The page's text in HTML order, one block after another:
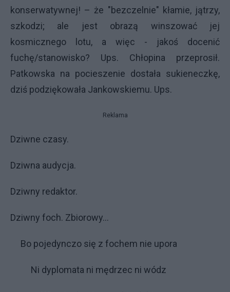
konserwatywnej! – że "bezczelnie" kłamie, jątrzy,
szkodzi; ale jest obrazą winszować jej
kosmicznego lotu, a więc - jakoś docenić
fuchę/stanowisko? Ups. Chłopina przeprosił.
Patkowska na pocieszenie dostała sukieneczkę,
dziś podziękowała Jankowskiemu. Ups.
Reklama
Dziwne czasy.
Dziwna audycja.
Dziwny redaktor.
Dziwny foch. Zbiorowy...
Bo pojedynczo się z fochem nie upora
Ni dyplomata ni mędrzec ni wódz